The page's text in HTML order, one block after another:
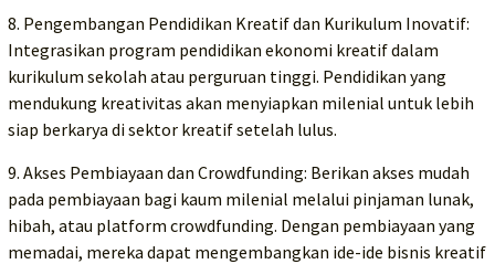
8. Pengembangan Pendidikan Kreatif dan Kurikulum Inovatif:
Integrasikan program pendidikan ekonomi kreatif dalam
kurikulum sekolah atau perguruan tinggi. Pendidikan yang
mendukung kreativitas akan menyiapkan milenial untuk lebih
siap berkarya di sektor kreatif setelah lulus.
9. Akses Pembiayaan dan Crowdfunding: Berikan akses mudah
pada pembiayaan bagi kaum milenial melalui pinjaman lunak,
hibah, atau platform crowdfunding. Dengan pembiayaan yang
memadai, mereka dapat mengembangkan ide-ide bisnis kreatif